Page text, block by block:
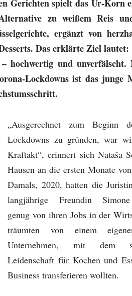
Gerichten spielt das Ur-Korn
zu weißem Reis
ergänzt von
Das erklärte Ziel lautet:
hochwertig und unverfälscht.
Lockdowns ist das junge
„Ausgerechnet zum Beginn
Lockdowns zu gründen, war
Kraftakt“, erinnert sich Nataša
Hausen an die ersten Monate
Damals, 2020, hatten die
langjährige Freundin
genug von ihren Jobs in der
träumten von einem
Unternehmen, mit dem
Leidenschaft für Kochen und
Business transferieren wollten.